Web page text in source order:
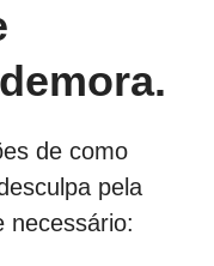
de como
pela
necessário: